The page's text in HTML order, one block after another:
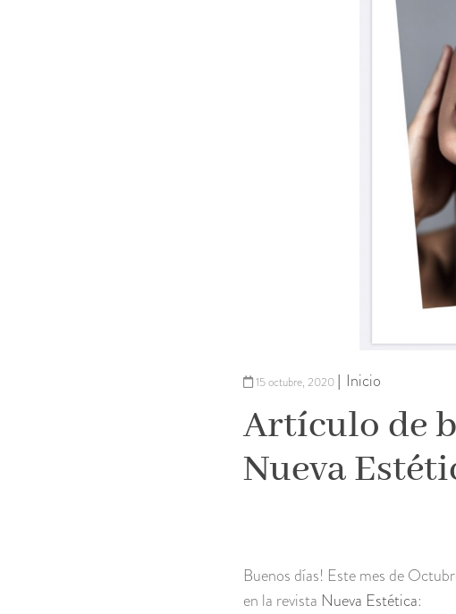
15 octubre, 2020 Inicio
Artículo de
Nueva
Buenos días! Este mes de
en la revista Nueva Estética: